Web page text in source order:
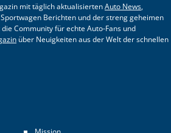
mit täglich aktualisiertenAuto News,
Sportwagen Berichten und der streng geheimen
die Community für echte Auto-Fans und
über Neuigkeiten aus der Welt der schnellen